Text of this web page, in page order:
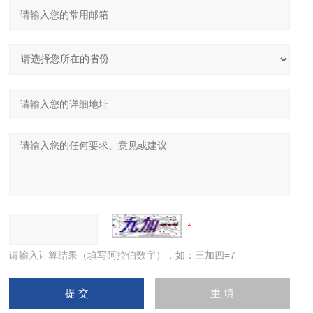
请输入计算结果（填写阿拉伯数字），如：三加四=7